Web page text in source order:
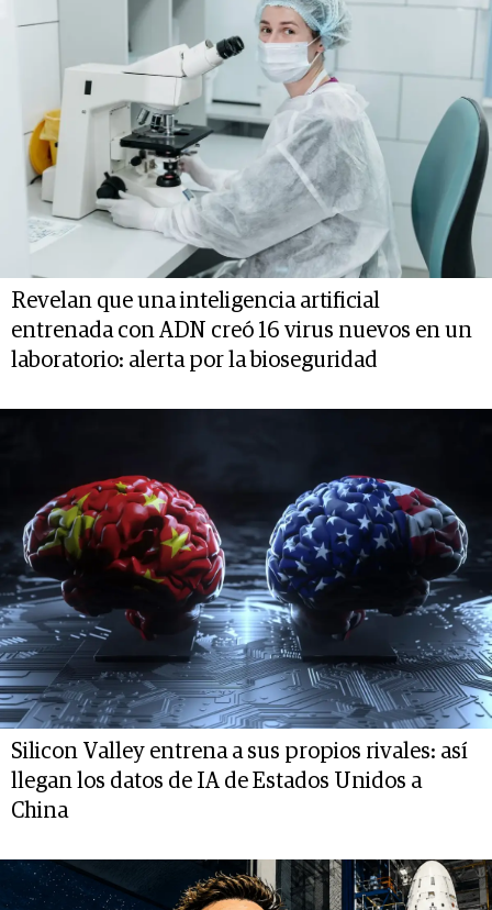
Revelan que una inteligencia artificial
entrenada con ADN creó 16 virus nuevos en un
laboratorio: alerta por la bioseguridad
Silicon Valley entrena a sus propios rivales: así
llegan los datos de IA de Estados Unidos a
China